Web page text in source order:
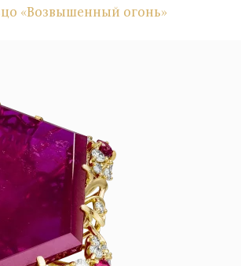
«Возвышенный огонь»